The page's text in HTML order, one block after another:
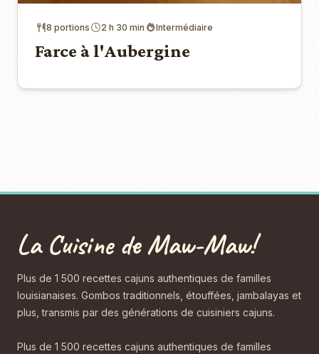
8 portions 2 h 30 min Intermédiaire
Farce à l'Aubergine
La Cuisine de Maw-Maw!
Plus de 1 500 recettes cajuns authentiques de familles
louisianaises. Gombos traditionnels, étouffées, jambalayas et
plus, transmis par des générations de cuisiniers cajuns.
Plus de 1 500 recettes cajuns authentiques de familles